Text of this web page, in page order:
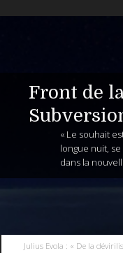
Front de
« Le souhait
longue nuit,
dans la
Julius Evola : « De la